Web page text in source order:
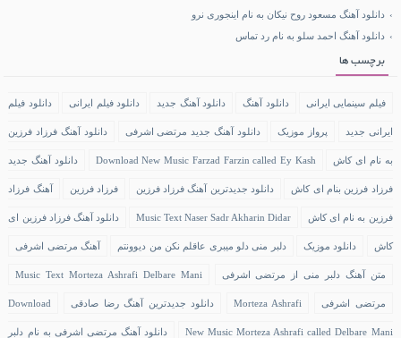
دانلود آهنگ مسعود روح نیکان به نام اینجوری نرو
دانلود آهنگ احمد سلو به نام رد تماس
برچسب ها
فیلم سینمایی ایرانی دانلود آهنگ دانلود آهنگ جدید دانلود فیلم ایرانی دانلود فیلم
ایرانی جدید پرواز موزیک دانلود آهنگ جدید مرتضی اشرفی دانلود آهنگ فرزاد فرزین
به نام ای کاش Download New Music Farzad Farzin called Ey Kash دانلود آهنگ جدید
فرزاد فرزین بنام ای کاش دانلود جدیدترین آهنگ فرزاد فرزین فرزاد فرزین آهنگ فرزاد
فرزین به نام ای کاش Music Text Naser Sadr Akharin Didar دانلود آهنگ فرزاد فرزین ای
کاش دانلود موزیک دلبر منی دلو میبری عاقلم نکن من دیوونتم آهنگ مرتضی اشرفی
متن آهنگ دلبر منی از مرتضی اشرفی Music Text Morteza Ashrafi Delbare Mani
مرتضی اشرفی Morteza Ashrafi دانلود جدیدترین آهنگ رضا صادقی Download
New Music Morteza Ashrafi called Delbare Mani دانلود آهنگ مرتضی اشرفی به نام دلبر